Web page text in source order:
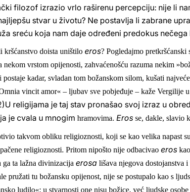
filozof izrazio vrlo raširenu percepciju: nije li
stvar u životu? Ne postavlja li zabrane
sreću koja nam daje određeni predokus
kršćanstvo doista uništilo eros? Pogledajmo
nekom vrstom opijenosti, zahvaćenošću razuma nekim
kadar, svladan tom božanskom silom, kušati
vincit amor« – ljubav sve pobjeđuje – kaže Vergilije u
religijama je taj stav pronašao svoj izraz u
je cvala u mnogim hramovima. Eros se, dakle, slavio
takvom obliku religioznosti, koji se kao velika napast
religioznosti. Pritom nipošto nije odbacivao eros
ta lažna divinizacija erosa lišava njegova dostojanstva
pružati tu božansku opijenost, nije se postupalo kao s
ludilo«: u stvarnosti one nisu božice, već ljudske